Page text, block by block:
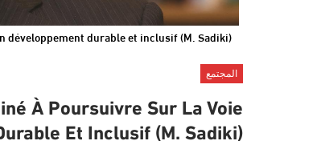
développement durable et inclusif (M. Sadiki)
المجتمع
À Poursuivre Sur La Voie
Et Inclusif (M. Sadiki)